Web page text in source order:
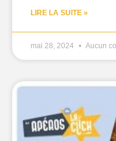
LIRE LA SUITE »
mai 28, 2024 Aucun